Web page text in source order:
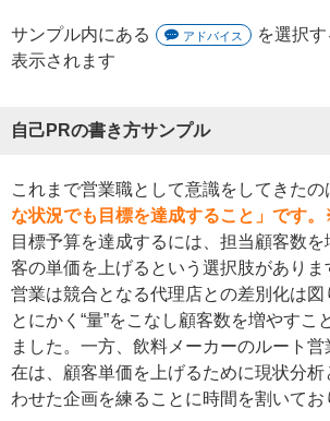
サンプル内にある アドバイス
を選択
表示されます
自己PRの書き方サンプル
これまで営業職として意識をしてきたの
な状況でも目標を達成すること」です
目標予算を達成するには、担当顧客数
客の単価を上げるという選択肢があり
営業は競合となる代理店との差別化は図
とにかく“量”をこなし顧客数を増やすこ
ました。一方、飲料メーカーのルート営
在は、顧客単価を上げるために現状分析
わせた企画を練ることに時間を割いてお